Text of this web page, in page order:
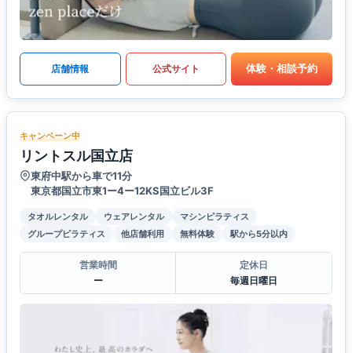
店舗情報 公式サイト 体験・相談予約
キャンペーン中
リントスル国立店
東府中駅から車で11分
東京都国立市東1ー4ー12KS国立ビル3F
タオルレンタル ウェアレンタル
マシンピラティス
グループピラティス
他店舗利用 無料体験 駅から5分以内
営業時間
ー
定休日
毎週日曜日